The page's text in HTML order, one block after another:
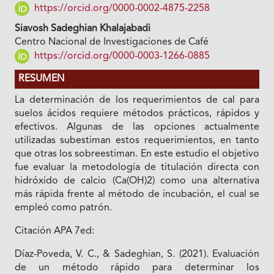
https://orcid.org/0000-0002-4875-2258
Siavosh Sadeghian Khalajabadi
Centro Nacional de Investigaciones de Café
https://orcid.org/0000-0003-1266-0885
RESUMEN
La determinación de los requerimientos de cal para
suelos ácidos requiere métodos prácticos, rápidos y
efectivos. Algunas de las opciones actualmente
utilizadas subestiman estos requerimientos, en tanto
que otras los sobreestiman. En este estudio el objetivo
fue evaluar la metodología de titulación directa con
hidróxido de calcio (Ca(OH)2) como una alternativa
más rápida frente al método de incubación, el cual se
empleó como patrón.
Citación APA 7ed:
Díaz-Poveda, V. C., & Sadeghian, S. (2021). Evaluación
de un método rápido para determinar los